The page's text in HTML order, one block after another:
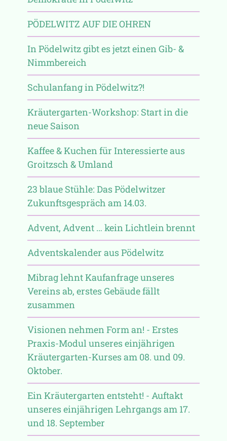
PÖDELWITZ AUF DIE OHREN
In Pödelwitz gibt es jetzt einen Gib- &
Nimmbereich
Schulanfang in Pödelwitz?!
Kräutergarten-Workshop: Start in die
neue Saison
Kaffee & Kuchen für Interessierte aus
Groitzsch & Umland
23 blaue Stühle: Das Pödelwitzer
Zukunftsgespräch am 14.03.
Advent, Advent … kein Lichtlein brennt
Adventskalender aus Pödelwitz
Mibrag lehnt Kaufanfrage unseres
Vereins ab, erstes Gebäude fällt
zusammen
Visionen nehmen Form an! - Erstes
Praxis-Modul unseres einjährigen
Kräutergarten-Kurses am 08. und 09.
Oktober.
Ein Kräutergarten entsteht! - Auftakt
unseres einjährigen Lehrgangs am 17.
und 18. September